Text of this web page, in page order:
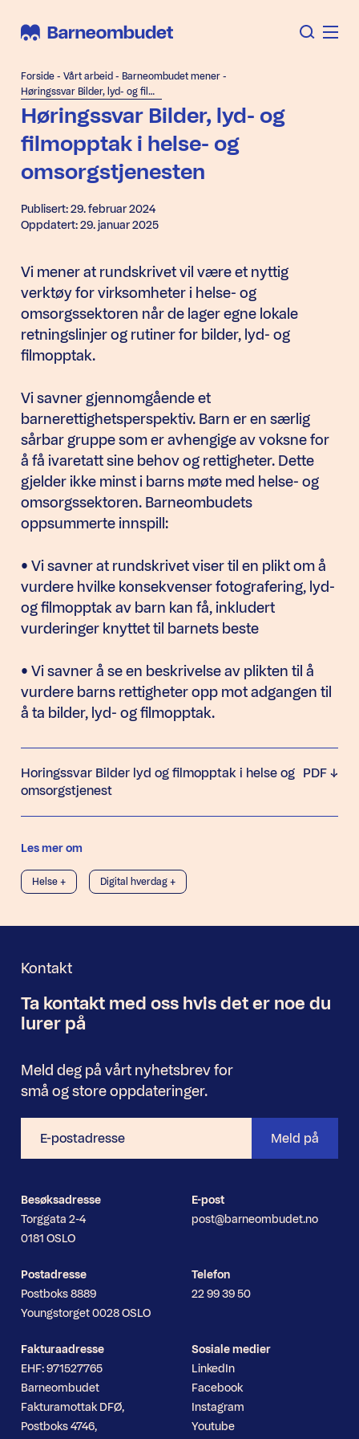
Forside - Vårt arbeid - Barneombudet mener -
Høringssvar Bilder, lyd- og filmopptak i helse- og omsorgstjenesten
Høringssvar Bilder, lyd- og
filmopptak i helse- og
omsorgstjenesten
Publisert: 29. februar 2024
Oppdatert: 29. januar 2025
Vi mener at rundskrivet vil være et nyttig
verktøy for virksomheter i helse- og
omsorgssektoren når de lager egne lokale
retningslinjer og rutiner for bilder, lyd- og
filmopptak.
Vi savner gjennomgående et
barnerettighetsperspektiv. Barn er en særlig
sårbar gruppe som er avhengige av voksne for
å få ivaretatt sine behov og rettigheter. Dette
gjelder ikke minst i barns møte med helse- og
omsorgssektoren. Barneombudets
oppsummerte innspill:
• Vi savner at rundskrivet viser til en plikt om å
vurdere hvilke konsekvenser fotografering, lyd-
og filmopptak av barn kan få, inkludert
vurderinger knyttet til barnets beste
• Vi savner å se en beskrivelse av plikten til å
vurdere barns rettigheter opp mot adgangen til
å ta bilder, lyd- og filmopptak.
Horingssvar Bilder lyd og filmopptak i helse og
omsorgstjenest
PDF
Les mer om
Helse + Digital hverdag +
Kontakt
Nyhetsbrev
Ta kontakt med oss hvis det er noe du
lurer på
Meld deg på vårt nyhetsbrev for
små og store oppdateringer.
postadresse
Meld på
Besøksadresse
Torggata 2-4
0181 OSLO
Postadresse
Postboks 8889
Youngstorget 0028 OSLO
Fakturaadresse
EHF: 971527765
Barneombudet
Fakturamottak DFØ,
Postboks 4746,
E-post
post@barneombudet.no
Telefon
22 99 39 50
Sosiale medier
LinkedIn
Facebook
Instagram
Youtube